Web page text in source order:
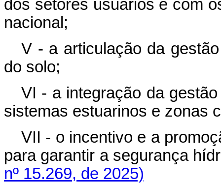
dos setores usuários e com
nacional;
V - a articulação da
do solo;
VI - a integração da
sistemas estuarinos e zonas
VII - o incentivo e a
para garantir a segurança
nº 15.269, de 2025)